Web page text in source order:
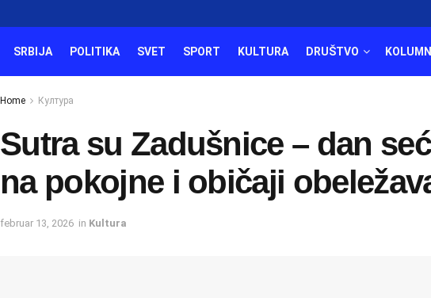
SRBIJA POLITIKA SVET SPORT KULTURA DRUŠTVO
Home Култура
Sutra su Zadušnice – dan
na pokojne i običaji
februar 13, 2026 in Kultura